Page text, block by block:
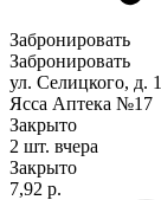
Забронировать
Забронировать
ул. Селицкого, д.
Ясса Аптека №17
Закрыто
2 шт. вчера
Закрыто
7,92 р.